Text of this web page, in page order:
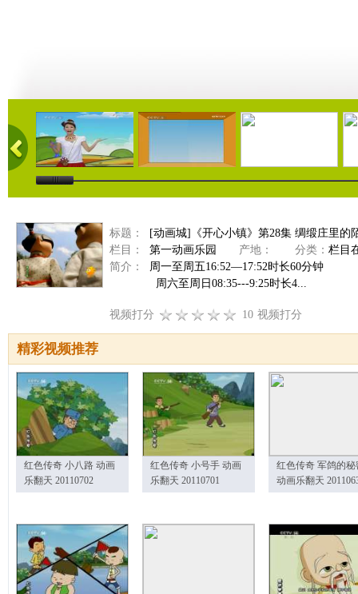
29:41 29:10 28:53
标题：
[动画城]《开心小镇》第28集 绸缎庄里的
栏目：
第一动画乐园 产地： 分类： 栏目
简介：
周一至周五16:52—17:52时长60分钟
周六至周日08:35---9:25时长4...
视频打分 10 视频打分
精彩视频推荐
红色传奇 小八路 动画
乐翻天 20110702
红色传奇 小号手 动画
乐翻天 20110701
红色传奇 军鸽的秘
动画乐翻天